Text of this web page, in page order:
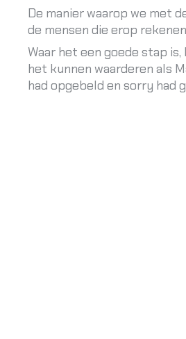
De manier waarop we met
de mensen die erop
Waar het een goede stap
het kunnen waarderen als
had opgebeld en sorry